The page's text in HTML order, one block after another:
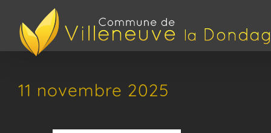
contenu
11 novembre 2025